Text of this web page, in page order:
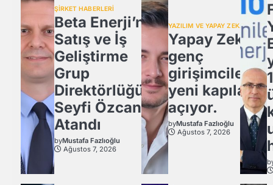
ŞİRKET HABERLERİ
Beta Enerji’nin
Satış ve İş
Geliştirme
Grup
Direktörlüğü’ne
Seyfi Özcan
Atandı
byMustafa Fazlıoğlu
Ağustos 7, 2026
YAZILIM VE YAPAY ZEKA
Yapay Zeka,
genç
girişimcilere
yeni kapılar
açıyor.
byMustafa Fazlıoğlu
Ağustos 7, 2026